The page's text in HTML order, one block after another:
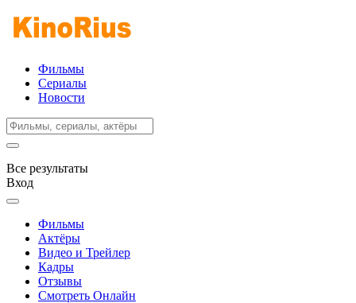
Фильмы
Сериалы
Новости
Все результаты
Вход
Фильмы
Актёры
Видео и Трейлер
Кадры
Отзывы
Смотреть Онлайн